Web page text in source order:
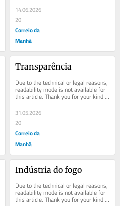
14.06.2026
20
Correio da
Manhã
Transparência
Due to the technical or legal reasons,
readability mode is not available for
this article. Thank you for your kind
31.05.2026
20
Correio da
Manhã
Indústria do fogo
Due to the technical or legal reasons,
readability mode is not available for
this article. Thank you for your kind